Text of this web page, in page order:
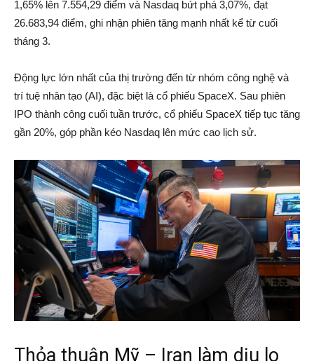
1,65% lên 7.554,29 điểm và Nasdaq bứt phá 3,07%, đạt
26.683,94 điểm, ghi nhận phiên tăng mạnh nhất kể từ cuối
tháng 3.
Động lực lớn nhất của thị trường đến từ nhóm công nghệ và
trí tuệ nhân tạo (AI), đặc biệt là cổ phiếu SpaceX. Sau phiên
IPO thành công cuối tuần trước, cổ phiếu SpaceX tiếp tục tăng
gần 20%, góp phần kéo Nasdaq lên mức cao lịch sử.
Thỏa thuận Mỹ – Iran làm dịu lo